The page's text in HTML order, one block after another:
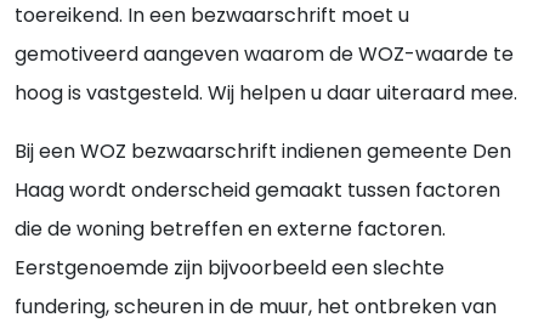
toereikend. In een bezwaarschrift moet u
gemotiveerd aangeven waarom de WOZ-waarde te
hoog is vastgesteld. Wij helpen u daar uiteraard mee.
Bij een WOZ bezwaarschrift indienen gemeente Den
Haag wordt onderscheid gemaakt tussen factoren
die de woning betreffen en externe factoren.
Eerstgenoemde zijn bijvoorbeeld een slechte
fundering, scheuren in de muur, het ontbreken van